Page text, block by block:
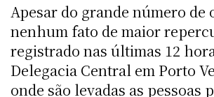
Apesar do grande número de
nenhum fato de maior
registrado nas últimas 12
Delegacia Central em Porto
onde são levadas as pessoas